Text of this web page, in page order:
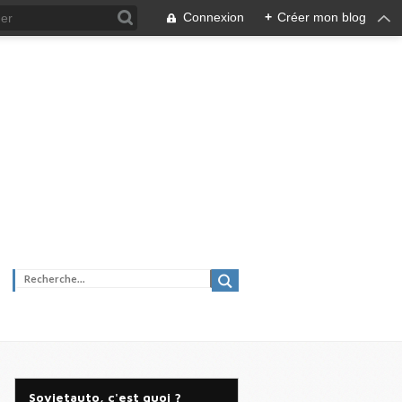
Connexion + Créer mon blog
Sovietauto, c'est quoi ?